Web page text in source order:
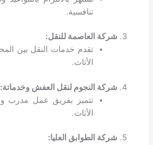
تنافسية.
شركة العاصمة للنقل:
تقدم خدمات النقل بين
الأثاث.
شركة النجوم لنقل العفش وخدماتة:
تتميز بفريق عمل مدرب
الأثاث.
شركة الطوابق العليا: